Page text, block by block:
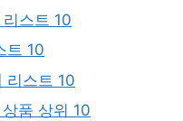
스트 10
트 10
리스트 10
품 상위 10